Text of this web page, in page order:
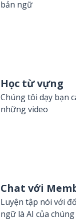
bản ngữ
Học từ vựng
Chúng tôi dạy bạn
những video
Chat với
Luyện tập nói với
ngữ là AI của